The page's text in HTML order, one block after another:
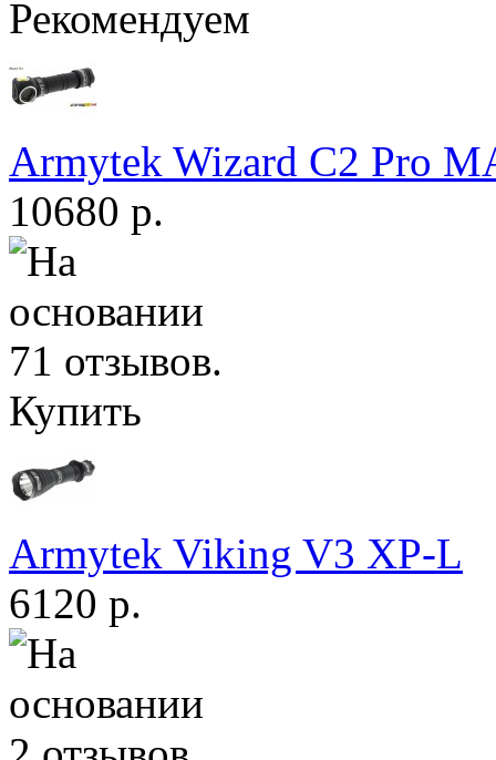
Рекомендуем
Armytek Wizard С2 Pro
10680 р.
Купить
Armytek Viking V3 XP-L
6120 р.